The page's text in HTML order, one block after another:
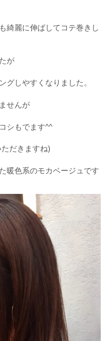
綺麗に伸ばしてコテ巻きし
が
グしやすくなりました。
せんが
シもでます^^
だきますね)
暖色系のモカベージュです